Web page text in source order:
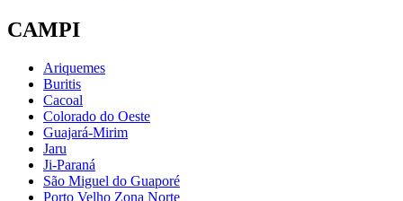
CAMPI
Ariquemes
Buritis
Cacoal
Colorado do Oeste
Guajará-Mirim
Jaru
Ji-Paraná
São Miguel do Guaporé
Porto Velho Zona Norte